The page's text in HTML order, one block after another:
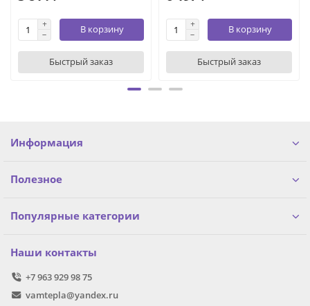
В корзину
Быстрый заказ
В корзину
Быстрый заказ
Информация
Полезное
Популярные категории
Наши контакты
+7 963 929 98 75
vamtepla@yandex.ru